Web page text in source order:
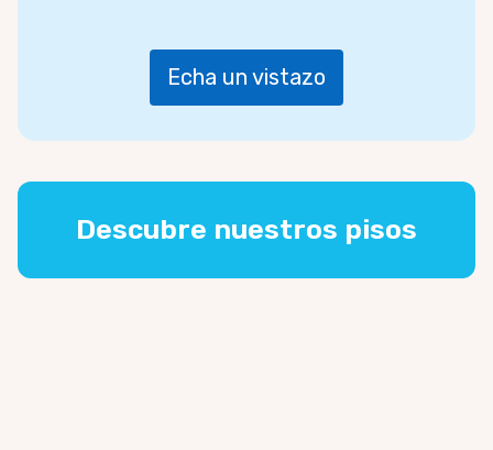
Echa un vistazo
Descubre nuestros pisos